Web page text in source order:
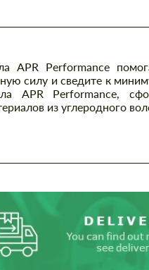
APR Performance
силу и сведите к
APR Performance,
из углеродного